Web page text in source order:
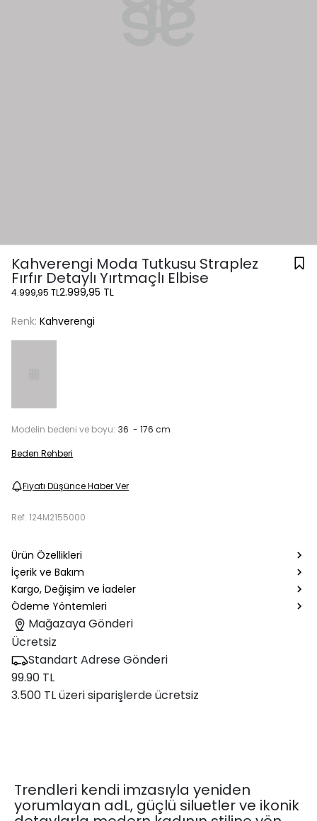
Kahverengi Moda Tutkusu Straplez
Fırfır Detaylı Yırtmaçlı Elbise
4.999,95 TL2.999,95 TL
Renk: Kahverengi
Modelin bedeni ve boyu: 36 - 176 cm
Beden Rehberi
Fiyatı Düşünce Haber Ver
Ref. 124M2155000
Ürün Özellikleri
İçerik ve Bakım
Kargo, Değişim ve İadeler
Ödeme Yöntemleri
Mağazaya Gönderi
Ücretsiz
Standart Adrese Gönderi
99.90 TL
3.500 TL üzeri siparişlerde ücretsiz
Trendleri kendi imzasıyla yeniden
yorumlayan adL, güçlü siluetler ve ikonik